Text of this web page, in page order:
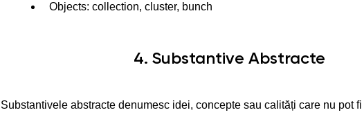
Objects: collection, cluster, bunch
4. Substantive Abstracte
Substantivele abstracte denumesc idei, concepte sau calități care nu pot